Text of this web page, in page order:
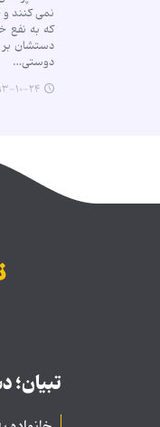
نمی کنند و
که به نفع
دستشان بر
دوستی…
۱۳۹۳-۱۰-۲۴
تبیان؛